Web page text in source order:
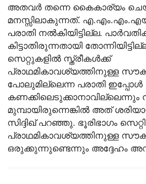
അതവര്‍ തന്നെ കൈകാര്യം
മനസ്സിലാകുന്നത്.
പരാതി നല്‍കിയിട്ടില്ല.
കിട്ടാതിരുന്നതായി
സെറ്റുകളില്‍ സ്ത്രീകള്‍ക്ക്
പ്രാഥമികാവശ്യത്തിനുള്ള
പോലുമില്ലെന്ന പരാതി ഇപ്പോള്‍
മുമ്പായിരുന്നെങ്കില്‍ അത്
സിദ്ദിഖ് പറഞ്ഞു. ഭൂരിഭാഗം
പ്രാഥമികാവശ്യത്തിനുള്ള
ഒരുക്കുന്നുണ്ടെന്നും അദ്ദേഹം